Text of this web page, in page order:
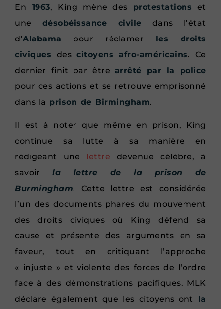
En 1963, King mène des protestations et
une désobéissance civile dans l’état
d’Alabama pour réclamer les droits
civiques descitoyens afro-américains. Ce
dernier finit par être arrêté par la police
pour ces actions et se retrouve emprisonné
dans la prison de Birmingham.
Il est à noter que même en prison, King
continue sa lutte à sa manière en
rédigeant une lettre devenue célèbre, à
savoirla lettre de la prison de
Burmingham. Cette lettre est considérée
l’un des documents phares du mouvement
des droits civiques où King défend sa
cause et présente des arguments en sa
faveur, tout en critiquant l’approche
« injuste » et violente des forces de l’ordre
face à des démonstrations pacifiques. MLK
déclare également que les citoyens ont la